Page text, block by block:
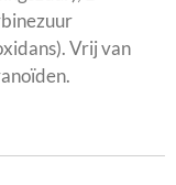
Vrij van